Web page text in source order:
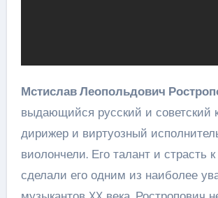
Мстислав Леопольдович
выдающийся русский и советский
дирижер и виртуозный
виолончели. Его талант и страсть
сделали его одним из наиболее